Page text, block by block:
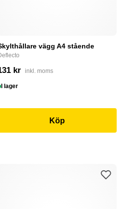
vägg A4 stående
kr inkl. moms
I lager
Köp